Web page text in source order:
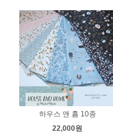
하우스 앤 홈 10종
22,000원